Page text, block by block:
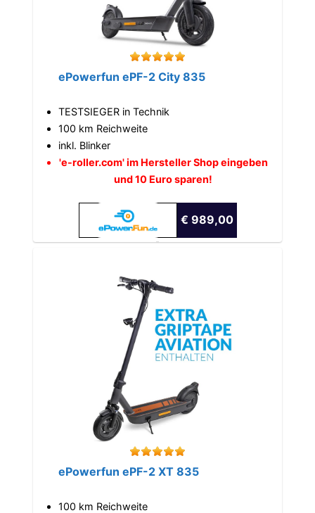
ePowerfun ePF-2 City 835
TESTSIEGER in Technik
100 km Reichweite
inkl. Blinker
'e-roller.com' im Hersteller Shop eingeben
und 10 Euro sparen!
€ 989,00
ePowerfun ePF-2 XT 835
100 km Reichweite